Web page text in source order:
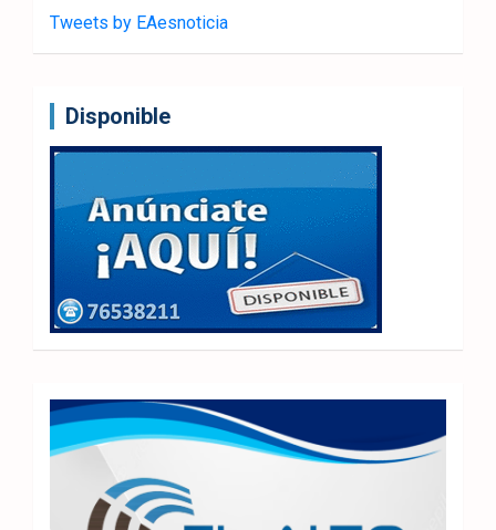
Tweets by EAesnoticia
Disponible